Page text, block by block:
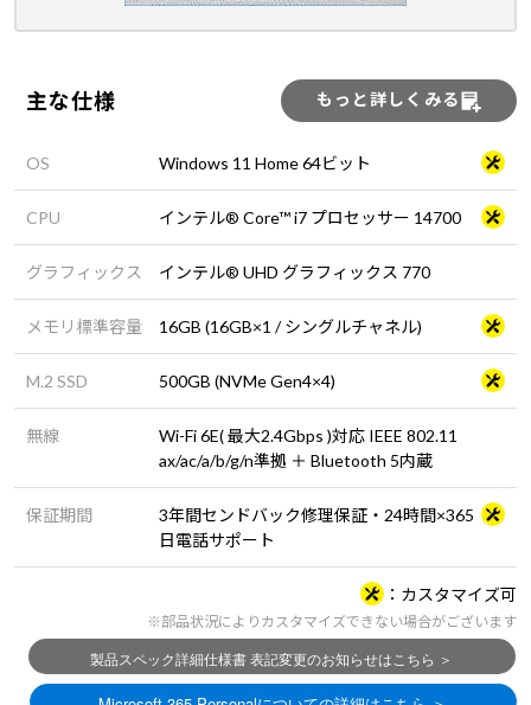
主な仕様 もっと詳しくみる
OS Windows 11 Home 64ビット
CPU インテル® Core™ i7 プロセッサー 14700
グラフィックス インテル® UHD グラフィックス 770
メモリ標準容量 16GB (16GB×1 / シングルチャネル)
M.2 SSD 500GB (NVMe Gen4×4)
無線
Wi-Fi 6E( 最大2.4Gbps )対応 IEEE 802.11
ax/ac/a/b/g/n準拠 ＋ Bluetooth 5内蔵
保証期間
3年間センドバック修理保証・24時間×365
日電話サポート
カスタマイズ可
※部品状況によりカスタマイズできない場合がございます